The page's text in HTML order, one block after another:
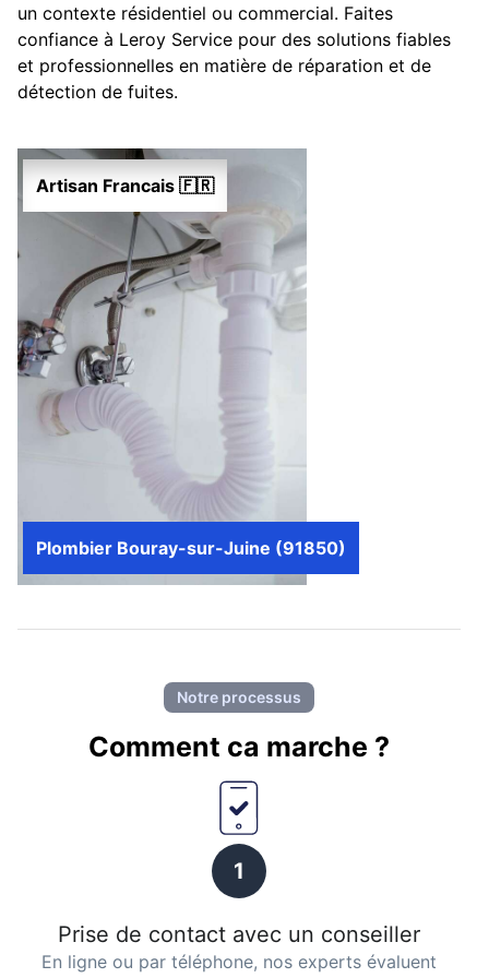
un contexte résidentiel ou commercial. Faites
confiance à Leroy Service pour des solutions fiables
et professionnelles en matière de réparation et de
détection de fuites.
Artisan Francais 🇫🇷
Plombier Bouray-sur-Juine (91850)
Notre processus
Comment ca marche ?
1
Prise de contact avec un conseiller
En ligne ou par téléphone, nos experts évaluent